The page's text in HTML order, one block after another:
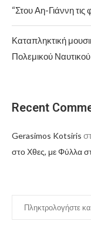
“Στου Αη-Γιάννη τις
Καταπληκτική
Πολεμικού
Recent
Gerasimos Kotsiris
στο Χθες, με Φύλλα